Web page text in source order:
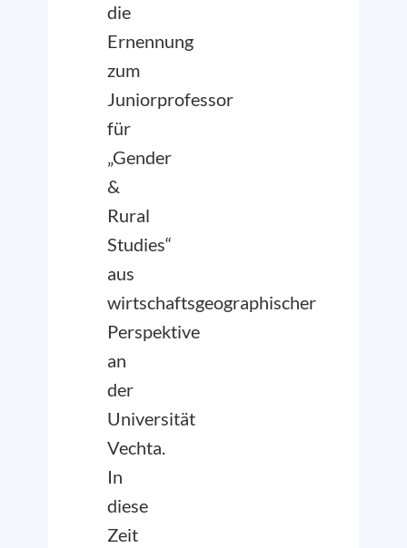
die
Ernennung
zum
Juniorprofessor
für
„Gender
&
Rural
Studies“
aus
wirtschaftsgeographischer
Perspektive
an
der
Universität
Vechta.
In
diese
Zeit